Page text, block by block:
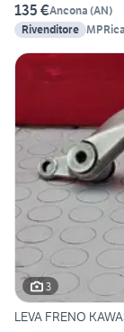
135 €Ancona (AN)
Rivenditore
3
LEVA FRENO